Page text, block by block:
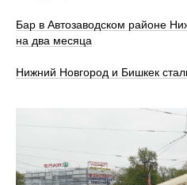
Бар в Автозаводском районе
на два месяца
Нижний Новгород и Бишкек